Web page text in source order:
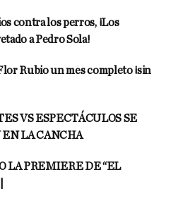
contra los perros, ¡Los
a Pedro Sola!
Rubio un mes completo ¡sin
VS ESPECTÁCULOS SE
LA CANCHA
LA PREMIERE DE “EL